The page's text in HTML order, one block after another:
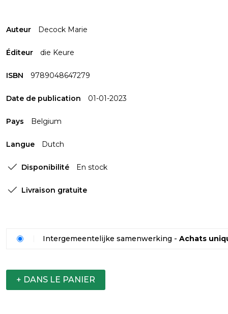
Auteur Decock Marie
Éditeur die Keure
ISBN 9789048647279
Date de publication 01-01-2023
Pays Belgium
Langue Dutch
Disponibilité En stock
Livraison gratuite
Intergemeentelijke samenwerking - Achats
+ DANS LE PANIER